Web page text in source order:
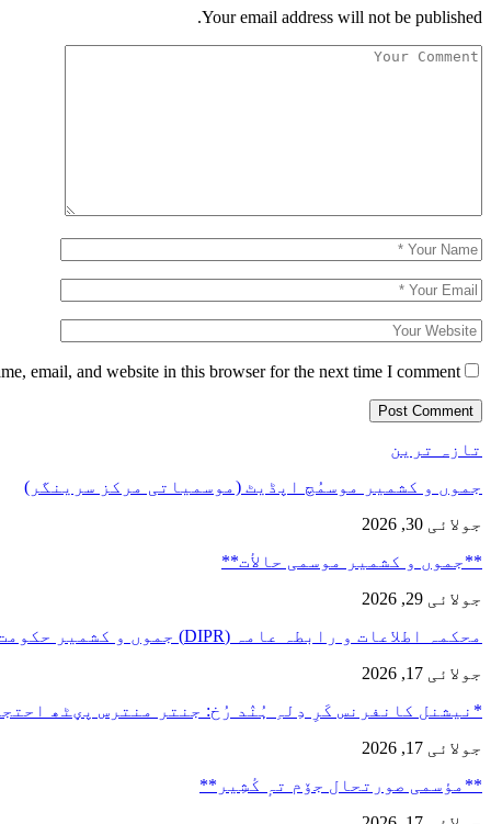
Your email address will not be published.
email, and website in this browser for the next time I comment.
تازہ ترین
جموں و کشمیر موسمُچ اپڈیٹ (موسمیاتی مرکز سرینگر)
جولائی 30, 2026
**جموں و كشمیر موسمی حالأت**
جولائی 29, 2026
محکمہ اطلاعات و رابطہ عامہ (DIPR) جموں و کشمیر حکومت طرفہ…
جولائی 17, 2026
*نیشنل کانفرنس کَرِ دِلہِ ہُنٛد رُخ: جنتر منترس پؠٹھ
جولائی 17, 2026
**مؤسمی صورتحال جۆم تہٕ کٔشِیر**